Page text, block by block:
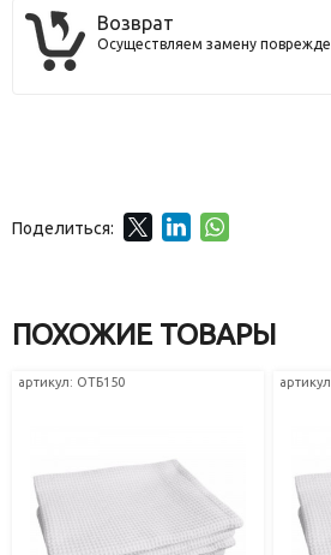
Возврат
Осуществляем замену
Поделиться:
ПОХОЖИЕ ТОВАРЫ
артикул: ОТБ150